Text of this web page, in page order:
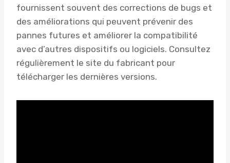
fournissent souvent des corrections de bugs et
des améliorations qui peuvent prévenir des
pannes futures et améliorer la compatibilité
avec d’autres dispositifs ou logiciels. Consultez
régulièrement le site du fabricant pour
télécharger les dernières versions.